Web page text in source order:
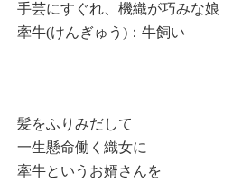
手芸にすぐれ、機織が巧みな娘
牽牛(けんぎゅう)：牛飼い
髪をふりみだして
一生懸命働く織女に
牽牛というお婿さんを